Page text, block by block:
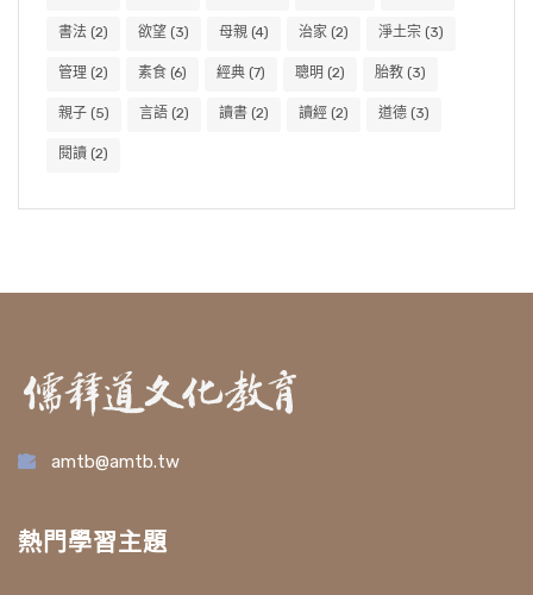
書法 (2) 欲望 (3) 母親 (4) 治家 (2) 淨土宗 (3)
管理 (2) 素食 (6) 經典 (7) 聰明 (2) 胎教 (3)
親子 (5) 言語 (2) 讀書 (2) 讀經 (2) 道德 (3)
閱讀 (2)
amtb@amtb.tw
熱門學習主題